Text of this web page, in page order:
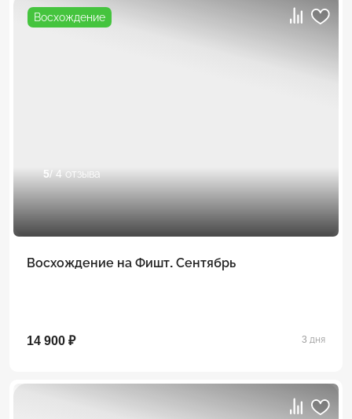
Восхождение
5/ 4 отзыва
Восхождение на Фишт. Сентябрь
14 900 ₽ 3 дня